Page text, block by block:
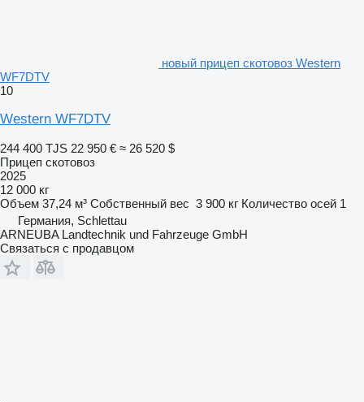
новый прицеп скотовоз Western
WF7DTV
10
Western WF7DTV
244 400 TJS 22 950 € ≈ 26 520 $
Прицеп скотовоз
2025
12 000 кг
Объем 37,24 м³ Собственный вес 3 900 кг Количество осей 1
Германия, Schlettau
ARNEUBA Landtechnik und Fahrzeuge GmbH
Связаться с продавцом